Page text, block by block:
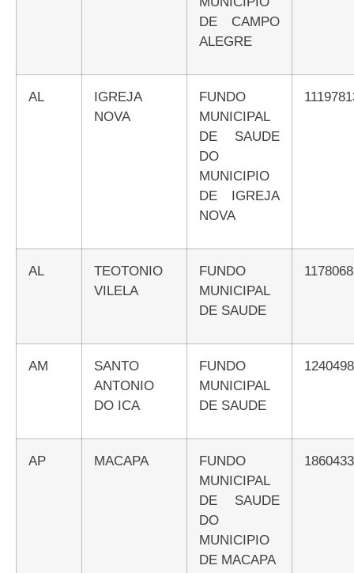
DE CAMPO
ALEGRE
AL
IGREJA
NOVA
FUNDO
MUNICIPAL
DE SAUDE
DO
MUNICIPIO
DE IGREJA
NOVA
AL
TEOTONIO
VILELA
FUNDO
MUNICIPAL
DE SAUDE
AM
SANTO
ANTONIO
DO ICA
FUNDO
MUNICIPAL
DE SAUDE
AP MACAPA
FUNDO
MUNICIPAL
DE SAUDE
DO
MUNICIPIO
DE MACAPA